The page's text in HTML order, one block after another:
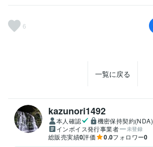
6
一覧に戻る
kazunori1492
本人確認
機密保持契約(NDA)
インボイス発行事業者
未登録
総販売実績0評価 0.0フォロワー0